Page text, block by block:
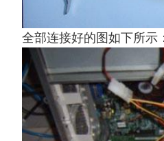
全部连接好的图如下所示